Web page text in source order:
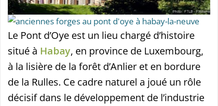
Le Pont d’Oye est un lieu chargé d’histoire
situé à Habay, en province de Luxembourg,
à la lisière de la forêt d’Anlier et en bordure
de la Rulles. Ce cadre naturel a joué un rôle
décisif dans le développement de l’industrie